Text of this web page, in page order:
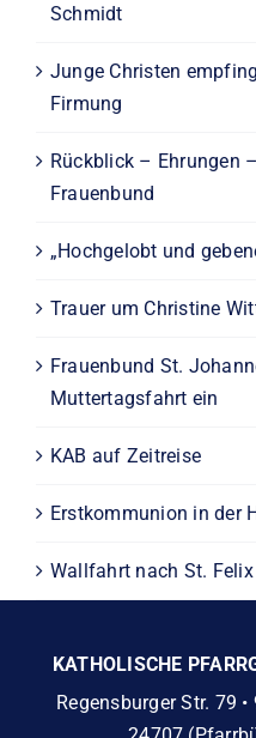
Schmidt
Junge Christen
Firmung
Rückblick – Ehrungen
Frauenbund
„Hochgelobt und
Trauer um Christine
Frauenbund St.
Muttertagsfahrt ein
KAB auf Zeitreise
Erstkommunion in der
Wallfahrt nach St. Felix
KATHOLISCHE
Regensburger Str. 79